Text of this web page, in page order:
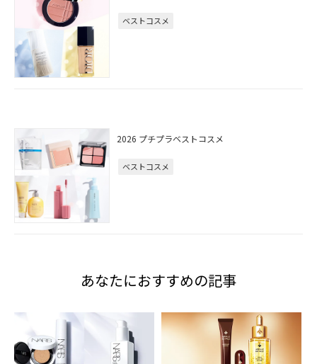
ベストコスメ
2026 プチプラベストコスメ
ベストコスメ
あなたにおすすめの記事